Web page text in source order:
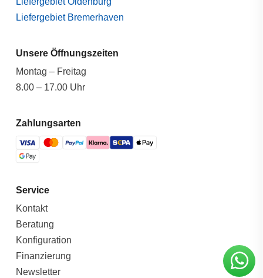
Liefergebiet Bremerhaven
Unsere Öffnungszeiten
Montag – Freitag
8.00 – 17.00 Uhr
Zahlungsarten
Service
Kontakt
Beratung
Konfiguration
Finanzierung
Newsletter